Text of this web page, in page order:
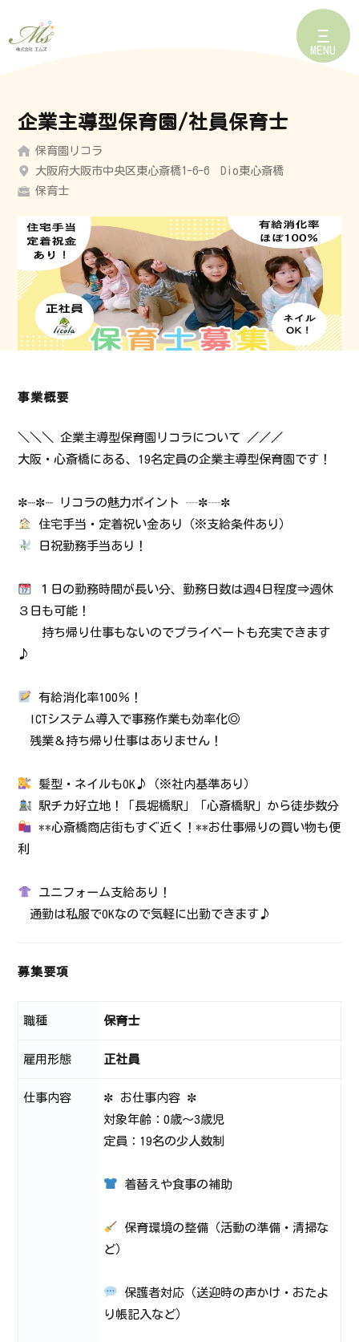
MENU
企業主導型保育園/社員保育士
保育園リコラ
大阪府大阪市中央区東心斎橋1-6-6 Dio東心斎橋
保育士
事業概要
＼＼＼ 企業主導型保育園リコラについて ／／／
大阪・心斎橋にある、19名定員の企業主導型保育園です！
✼┈✼┈ リコラの魅力ポイント ┈✼┈✼
住宅手当・定着祝い金あり（※支給条件あり）
日祝勤務手当あり！
１日の勤務時間が長い分、勤務日数は週4日程度⇒週休
３日も可能！
持ち帰り仕事もないのでプライベートも充実できます
♪
有給消化率100％！
ICTシステム導入で事務作業も効率化◎
残業＆持ち帰り仕事はありません！
髪型・ネイルもOK♪（※社内基準あり）
駅チカ好立地！「長堀橋駅」「心斎橋駅」から徒歩数分
**心斎橋商店街もすぐ近く！**お仕事帰りの買い物も便
利
ユニフォーム支給あり！
通勤は私服でOKなので気軽に出勤できます♪
募集要項
職種 保育士
雇用形態 正社員
仕事内容
✼ お仕事内容 ✼
対象年齢：0歳～3歳児
定員：19名の少人数制
着替えや食事の補助
保育環境の整備（活動の準備・清掃な
ど）
保護者対応（送迎時の声かけ・おたよ
り帳記入など）